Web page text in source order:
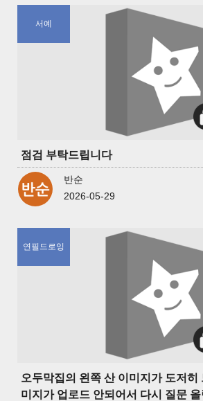
서예
점검 부탁드립니다
반순
2026-05-29
연필드로잉
오두막집의 왼쪽 산 이미지가 도저히
미지가 업로드 안되어서 다시 질문